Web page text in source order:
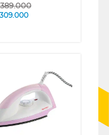
389.000
309.000